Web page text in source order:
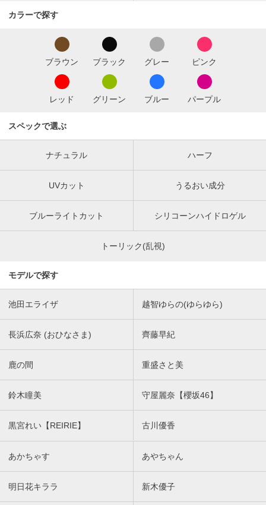
カラーで探す
ブラウン ブラック グレー ピンク
レッド グリーン ブルー パープル
スペックで選ぶ
ナチュラル ハーフ
UVカット うるおい成分
ブルーライトカット シリコーンハイドロゲル
トーリック(乱視)
モデルで探す
池田エライザ 越智ゆらの(ゆらゆら)
長浜広奈 (おひなさま) 齊藤早紀
鹿の間 重盛さと美
鈴木瞳美 守屋麗奈【櫻坂46】
黒宮れい【REIRIE】 古川優香
あかちゃす あやちゃん
明日花キララ 新木優子